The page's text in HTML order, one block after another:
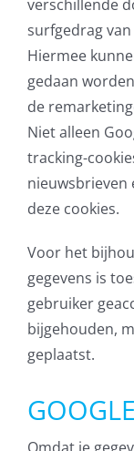
verschillende
surfgedrag
Hiermee
gedaan
de
Niet alleen
tracking-
nieuwsbrieven
deze cookies.
Voor het
gegevens is
gebruiker
bijgehouden,
geplaatst.